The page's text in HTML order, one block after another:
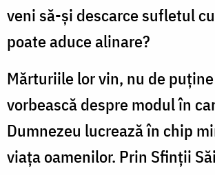
veni să-și descarce sufletul
poate aduce alinare?
Mărturiile lor vin, nu de
vorbească despre modul în
Dumnezeu lucrează în chip
viața oamenilor. Prin Sfinții